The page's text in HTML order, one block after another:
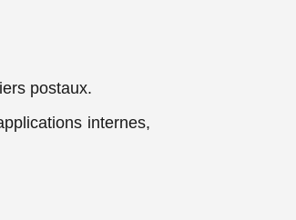
postaux.
internes,